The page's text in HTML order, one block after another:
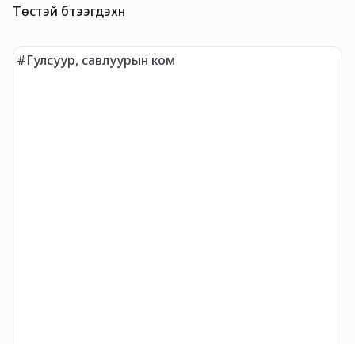
Төстэй бүтээгдэхүүн
#Гулсуур, савлуурын ком